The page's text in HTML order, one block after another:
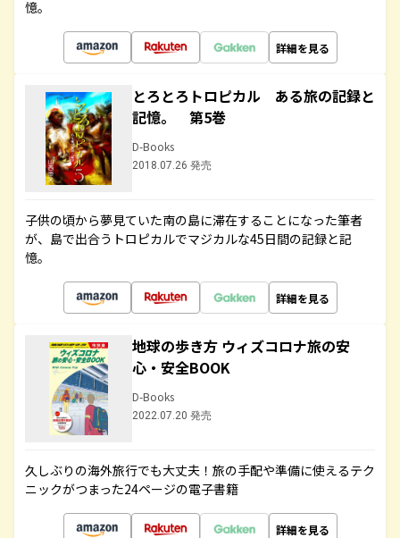
憶。
詳細を見る
とろとろトロピカル ある旅の記録と
記憶。 第5巻
D-Books
2018.07.26 発売
子供の頃から夢見ていた南の島に滞在することになった筆者
が、島で出合うトロピカルでマジカルな45日間の記録と記
憶。
詳細を見る
地球の歩き方 ウィズコロナ旅の安
心・安全BOOK
D-Books
2022.07.20 発売
久しぶりの海外旅行でも大丈夫！旅の手配や準備に使えるテク
ニックがつまった24ページの電子書籍
詳細を見る